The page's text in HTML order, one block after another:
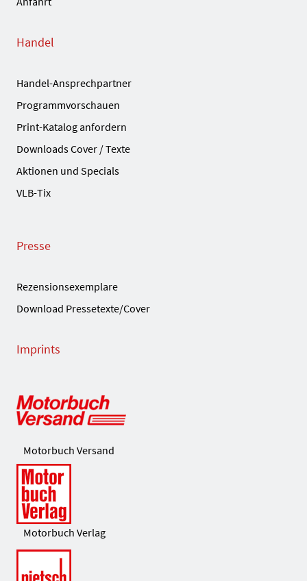
Handel
Handel-Ansprechpartner
Programmvorschauen
Print-Katalog anfordern
Downloads Cover / Texte
Aktionen und Specials
VLB-Tix
Presse
Rezensionsexemplare
Download Pressetexte/Cover
Imprints
Motorbuch Versand
Motorbuch Verlag